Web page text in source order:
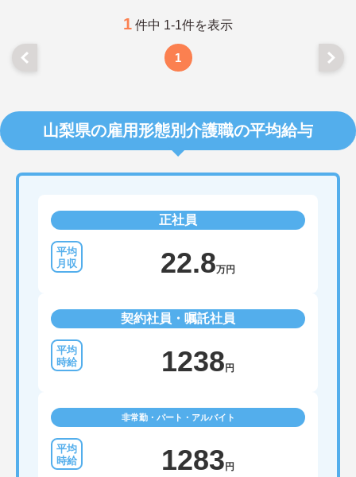
業務の負担、効率化にも力を入れいています。その
分残業も少なくなり、また、ご利用者様との時間も
大切にしていただけます。ご興味のある方は、お気
1 件中 1-1件を表示
1
山梨県の雇用形態別介護職の平均給与
正社員
22.8万円
契約社員・嘱託社員
1238 円
非常勤・パート・アルバイト
1283 円